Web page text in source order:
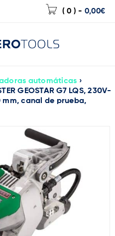
( 0 ) - 0,00€
automáticas ›
GEOSTAR G7 LQS, 230V-
mm, canal de prueba,